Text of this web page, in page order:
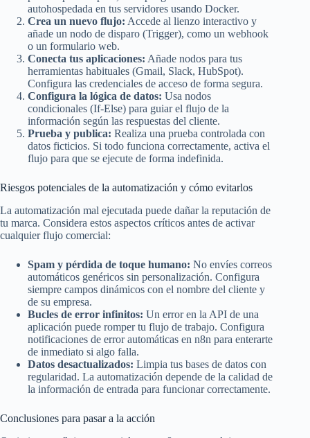
autohospedada en tus servidores usando Docker.
Crea un nuevo flujo: Accede al lienzo interactivo y
añade un nodo de disparo (Trigger), como un webhook
o un formulario web.
Conecta tus aplicaciones: Añade nodos para tus
herramientas habituales (Gmail, Slack, HubSpot).
Configura las credenciales de acceso de forma segura.
Configura la lógica de datos: Usa nodos
condicionales (If-Else) para guiar el flujo de la
información según las respuestas del cliente.
Prueba y publica: Realiza una prueba controlada con
datos ficticios. Si todo funciona correctamente, activa el
flujo para que se ejecute de forma indefinida.
Riesgos potenciales de la automatización y cómo evitarlos
La automatización mal ejecutada puede dañar la reputación de
tu marca. Considera estos aspectos críticos antes de activar
cualquier flujo comercial:
Spam y pérdida de toque humano: No envíes correos
automáticos genéricos sin personalización. Configura
siempre campos dinámicos con el nombre del cliente y
de su empresa.
Bucles de error infinitos: Un error en la API de una
aplicación puede romper tu flujo de trabajo. Configura
notificaciones de error automáticas en n8n para enterarte
de inmediato si algo falla.
Datos desactualizados: Limpia tus bases de datos con
regularidad. La automatización depende de la calidad de
la información de entrada para funcionar correctamente.
Conclusiones para pasar a la acción